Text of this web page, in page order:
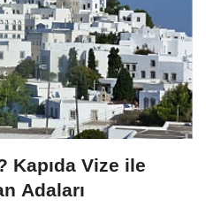
Kapıda Vize ile
Adaları